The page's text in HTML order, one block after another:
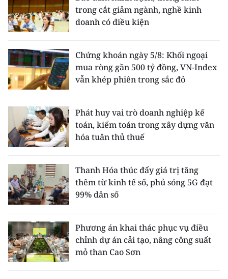
trong cắt giảm ngành, nghề kinh
doanh có điều kiện
Chứng khoán ngày 5/8: Khối ngoại
mua ròng gần 500 tỷ đồng, VN-Index
vẫn khép phiên trong sắc đỏ
Phát huy vai trò doanh nghiệp kế
toán, kiểm toán trong xây dựng văn
hóa tuân thủ thuế
Thanh Hóa thúc đẩy giá trị tăng
thêm từ kinh tế số, phủ sóng 5G đạt
99% dân số
Phương án khai thác phục vụ điều
chỉnh dự án cải tạo, nâng công suất
mỏ than Cao Sơn